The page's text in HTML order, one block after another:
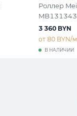
Роллер
MB131343
В НАЛИЧИИ
3 360 BYN
от 80 BYN/